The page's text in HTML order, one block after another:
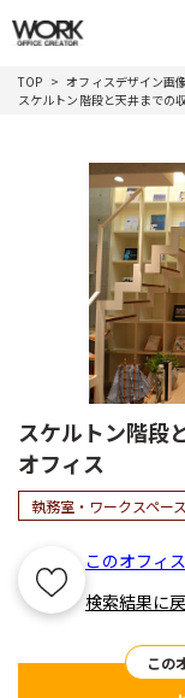
TOP
オフィスデザイン画
スケルトン階段と天井までの
スケルトン階段
オフィス
執務室・ワークスペース
このオフィ
検索結果に
この